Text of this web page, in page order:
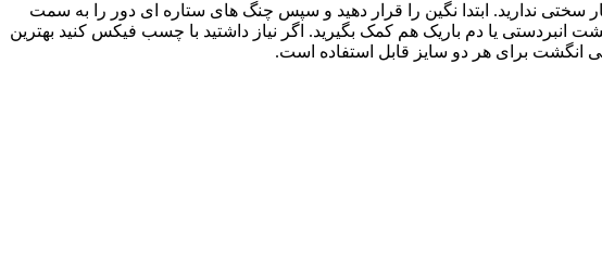
سنگ خور 24 در 17 میلیمتر 6.79 گرم است. برای سوار کردن سنگ روی رکاب نقره 925 مشراگه کار سختی ندارید. ابتدا نگین را قرار دهید و سپس چنگ های ستاره ای دور را به سمت
انبردستی یا دم باریک هم کمک بگیرید. اگر نیاز داشتید با چسب فیکس کنید بهترین